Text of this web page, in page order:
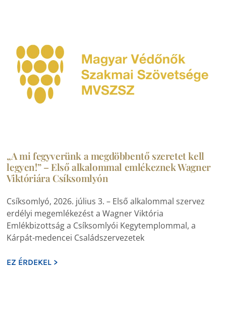
„A mi fegyverünk a megdöbbentő szeretet kell
legyen!” – Első alkalommal emlékeznek Wagner
Viktóriára Csíksomlyón
Csíksomlyó, 2026. július 3. – Első alkalommal szervez
erdélyi megemlékezést a Wagner Viktória
Emlékbizottság a Csíksomlyói Kegytemplommal, a
Kárpát-medencei Családszervezetek
EZ ÉRDEKEL >